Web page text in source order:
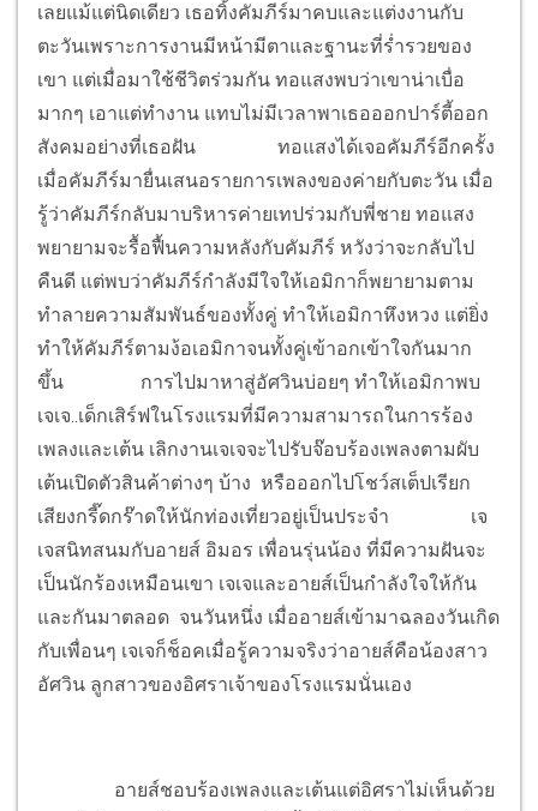
เลยแม้แต่นิดเดียว เธอทิ้งคัมภีร์มาคบและแต่งงานกับ
ตะวันเพราะการงานมีหน้ามีตาและฐานะที่ร่ำรวยของ
เขา แต่เมื่อมาใช้ชีวิตร่วมกัน ทอแสงพบว่าเขาน่าเบื่อ
มากๆ เอาแต่ทำงาน แทบไม่มีเวลาพาเธอออกปาร์ตี้ออก
สังคมอย่างที่เธอฝัน
ทอแสงได้เจอคัมภีร์อีกครั้ง
เมื่อคัมภีร์มายื่นเสนอรายการเพลงของค่ายกับตะวัน เมื่อ
รู้ว่าคัมภีร์กลับมาบริหารค่ายเทปร่วมกับพี่ชาย ทอแสง
พยายามจะรื้อฟื้นความหลังกับคัมภีร์ หวังว่าจะกลับไป
คืนดี แต่พบว่าคัมภีร์กำลังมีใจให้เอมิกาก็พยายามตาม
ทำลายความสัมพันธ์ของทั้งคู่ ทำให้เอมิกาหึงหวง แต่ยิ่ง
ทำให้คัมภีร์ตามง้อเอมิกาจนทั้งคู่เข้าอกเข้าใจกันมาก
ขึ้น
การไปมาหาสู่อัศวินบ่อยๆ ทำให้เอมิกาพบ
เจเจ..เด็กเสิร์ฟในโรงแรมที่มีความสามารถในการร้อง
เพลงและเต้น เลิกงานเจเจจะไปรับจ๊อบร้องเพลงตามผับ
เต้นเปิดตัวสินค้าต่างๆ บ้าง หรือออกไปโชว์สเต็ปเรียก
เสียงกรี๊ดกร๊าดให้นักท่องเที่ยวอยู่เป็นประจำ
เจ
เจสนิทสนมกับอายส์ อิมอร เพื่อนรุ่นน้อง ที่มีความฝันจะ
เป็นนักร้องเหมือนเขา เจเจและอายส์เป็นกำลังใจให้กัน
และกันมาตลอด จนวันหนึ่ง เมื่ออายส์เข้ามาฉลองวันเกิด
กับเพื่อนๆ เจเจก็ช็อคเมื่อรู้ความจริงว่าอายส์คือน้องสาว
อัศวิน ลูกสาวของอิศราเจ้าของโรงแรมนั่นเอง
อายส์ชอบร้องเพลงและเต้นแต่อิศราไม่เห็นด้วย